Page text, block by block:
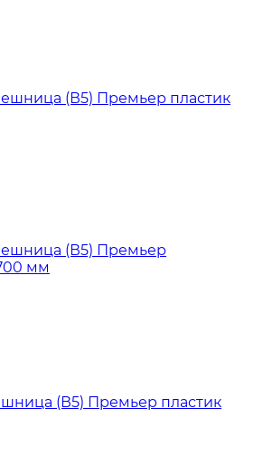
(В5) Премьер пластик
(В5) Премьер
мм
(В5) Премьер пластик